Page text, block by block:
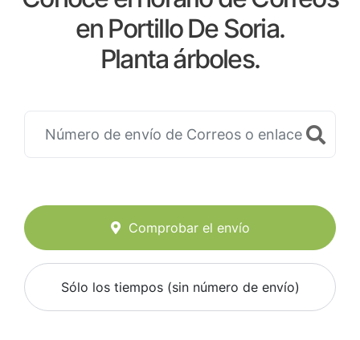
en Portillo De Soria.
Planta árboles.
Comprobar el envío
Sólo los tiempos (sin número de envío)